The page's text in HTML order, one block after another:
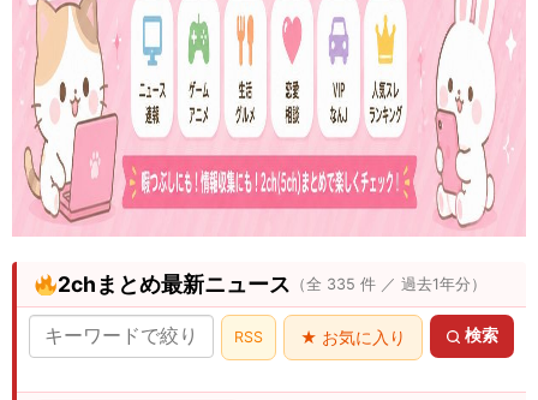
2chまとめ最新ニュース （全 335 件 ／ 過去1年分）
検索
★ お気に入り
RSS